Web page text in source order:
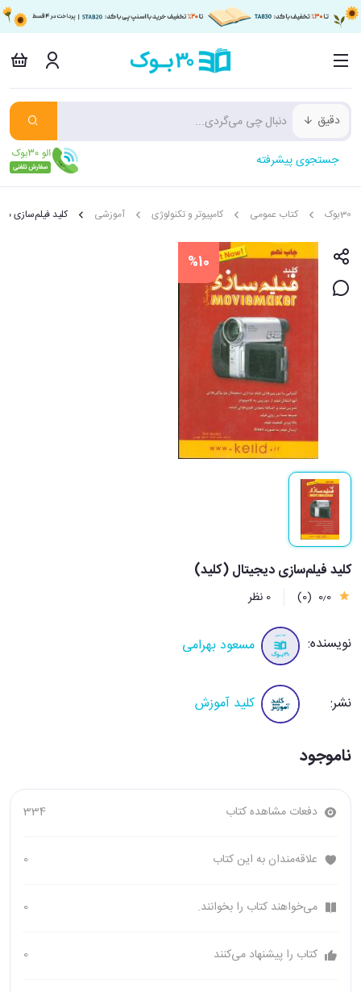
دقیق
جستجوی پیشرفته
30بوک کتاب عمومی کامپیوتر و تکنولوژی آموزشی کلید فیلم‌سازی
%10
کلید فیلم‌سازی دیجیتال (کلید)
0٫0 (0) 0 نظر
نویسنده: مسعود بهرامی
نشر: کلید آموزش
ناموجود
دفعات مشاهده کتاب 334
علاقه‌مندان به این کتاب 0
می‌خواهند کتاب را بخوانند. 0
کتاب را پیشنهاد می‌کنند 0